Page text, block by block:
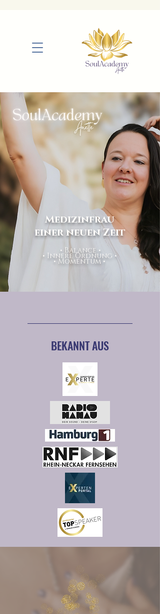
Medizinfrau
einer neuen Zeit
• Balance •
• Innere Ordnung •
• Momentum •
BEKANNT AUS